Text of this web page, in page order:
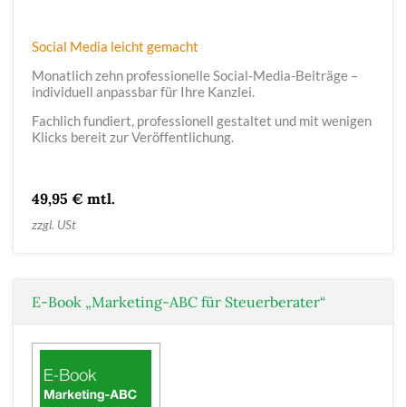
Social Media leicht gemacht
Monatlich zehn professionelle Social-Media-Beiträge –
individuell anpassbar für Ihre Kanzlei.
Fachlich fundiert, professionell gestaltet und mit wenigen
Klicks bereit zur Veröffentlichung.
49,95 € mtl.
zzgl. USt
E-Book „Marketing-ABC für Steuerberater“